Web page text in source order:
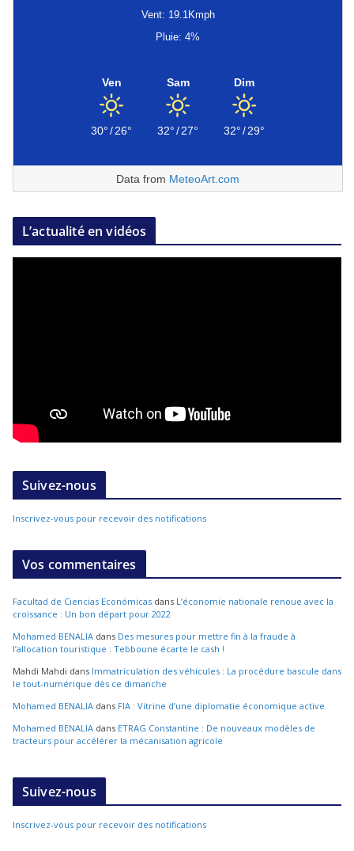
Vent: 19.1Kmph
Pluie: 4%
Ven
30°/26°
Sam
32°/27°
Dim
32°/29°
Data from MeteoArt.com
L’actualité en vidéos
Suivez-nous
Inscrivez-vous pour recevoir des notifications
Vos commentaires
Facultad de Ciencias Económicas dans L’économie nationale renoue avec la
croissance : Un bon départ pour 2022
Mohamed BENALIA dans Des mesures pour mettre fin à la fraude à
l’allocation touristique : Tebboune écarte le cash !
Mahdi Mahdi dans Immatriculation des véhicules : La procédure bascule dans
le tout-numérique dès ce dimanche
Mohamed BENALIA dans FIA : Vitrine d’une diplomatie économique active
Mohamed BENALIA dans ETRAG Constantine : De nouveaux modèles de
tracteurs pour accélérer la mécanisation agricole
Suivez-nous
Inscrivez-vous pour recevoir des notifications